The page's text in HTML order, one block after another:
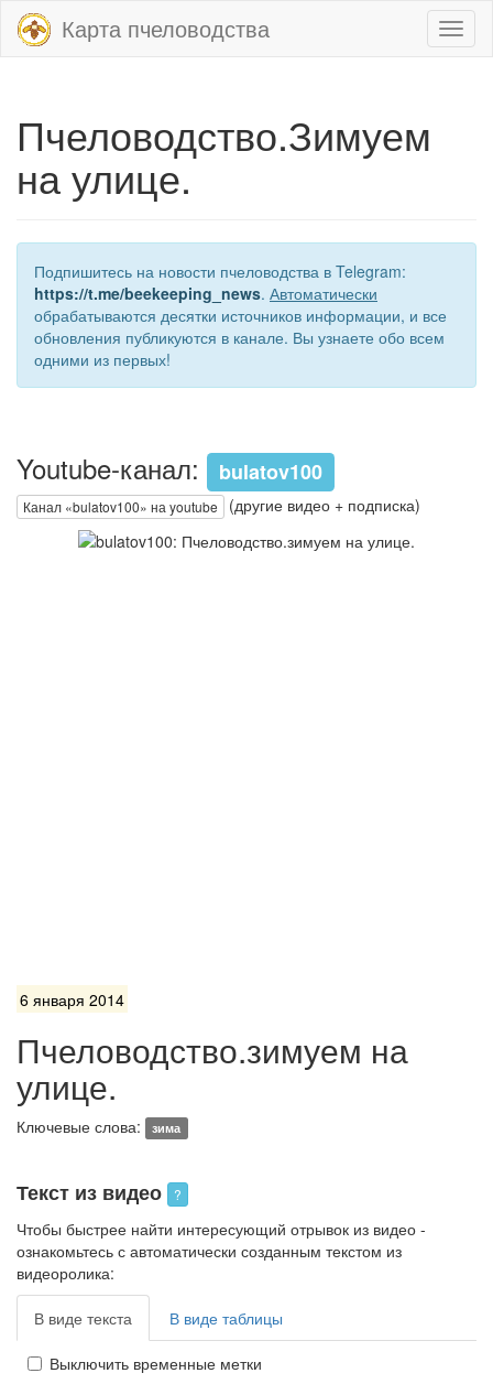
Карта пчеловодства
Пчеловодство.Зимуем
на улице.
Подпишитесь на новости пчеловодства в Telegram:
https://t.me/beekeeping_news. Автоматически
обрабатываются десятки источников информации, и все
обновления публикуются в канале. Вы узнаете обо всем
одними из первых!
Youtube-канал: bulatov100
Канал «bulatov100» на youtube (другие видео + подписка)
6 января 2014
Пчеловодство.зимуем на
улице.
Ключевые слова: зима
Текст из видео ?
Чтобы быстрее найти интересующий отрывок из видео -
ознакомьтесь с автоматически созданным текстом из
видеоролика:
В виде текста В виде таблицы
Выключить временные метки